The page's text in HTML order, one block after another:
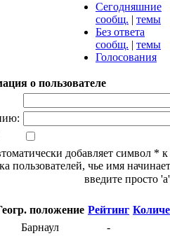
Сегодняшние
сообщ. | темы
Без ответа
сообщ. | темы
Голосования
о пользователе
добавляет символ *
пользователей, чье имя
введите просто 'a'
положение Рейтинг
Барнаул
-